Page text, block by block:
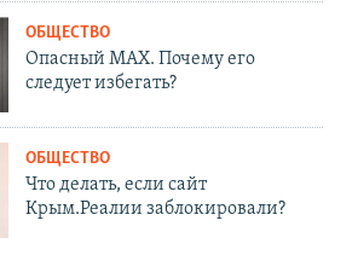
ОБЩЕСТВО
Опасный MAX. Почему его
следует избегать?
ОБЩЕСТВО
Что делать, если сайт
Крым.Реалии заблокировали?